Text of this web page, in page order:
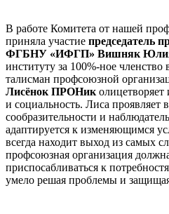
В работе Комитета от нашей
приняла участие председатель
ФГБНУ «ИФГП» Вишняк
институту за 100%-ное
талисман профсоюзной
Лисёнок ПРОНик олицетворяет
и социальность. Лиса проявляет
сообразительности и
адаптируется к изменяющимся
всегда находит выход из самых
профсоюзная организация
приспосабливаться к
умело решая проблемы и